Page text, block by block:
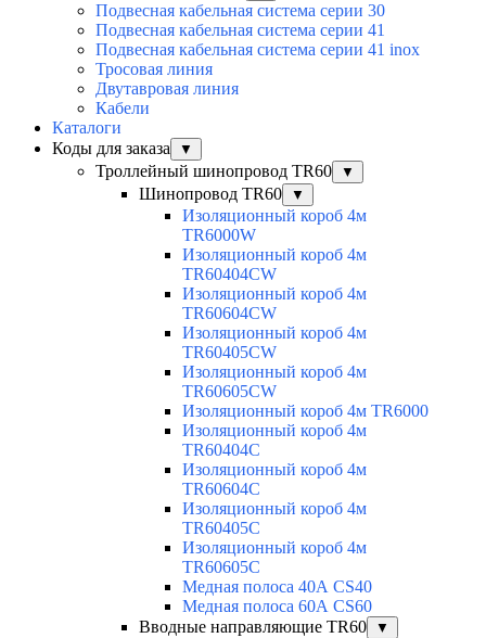
Подвесная кабельная система серии 30
Подвесная кабельная система серии 41
Подвесная кабельная система серии 41 inox
Тросовая линия
Двутавровая линия
Кабели
Каталоги
Коды для заказа
▼
Троллейный шинопровод TR60 ▼
Шинопровод TR60 ▼
Изоляционный короб 4м
TR6000W
Изоляционный короб 4м
TR60404CW
Изоляционный короб 4м
TR60604CW
Изоляционный короб 4м
TR60405CW
Изоляционный короб 4м
TR60605CW
Изоляционный короб 4м TR6000
Изоляционный короб 4м
TR60404C
Изоляционный короб 4м
TR60604C
Изоляционный короб 4м
TR60405C
Изоляционный короб 4м
TR60605C
Медная полоса 40А CS40
Медная полоса 60А CS60
Вводные направляющие TR60
▼